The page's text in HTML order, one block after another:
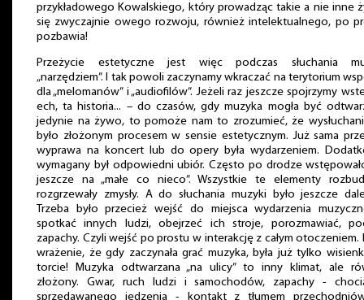
przykładowego Kowalskiego, który prowadząc takie a nie inne
się zwyczajnie owego rozwoju, również intelektualnego, po
pozbawia!
Przeżycie estetyczne jest więc podczas słuchania
„narzędziem”. I tak powoli zaczynamy wkraczać na terytorium
dla „melomanów” i „audiofilów”. Jeżeli raz jeszcze spojrzymy
ech, ta historia... – do czasów, gdy muzyka mogła być
jedynie na żywo, to pomoże nam to zrozumieć, że
było złożonym procesem w sensie estetycznym. Już sama
wyprawa na koncert lub do opery była wydarzeniem.
wymagany był odpowiedni ubiór. Często po drodze
jeszcze na „małe co nieco”. Wszystkie te elementy
rozgrzewały zmysły. A do słuchania muzyki było jeszcze
Trzeba było przecież wejść do miejsca wydarzenia
spotkać innych ludzi, obejrzeć ich stroje, porozmawiać,
zapachy. Czyli wejść po prostu w interakcję z całym otoczeniem.
wrażenie, że gdy zaczynała grać muzyka, była już tylko
torcie! Muzyka odtwarzana „na ulicy” to inny klimat, ale
złożony. Gwar, ruch ludzi i samochodów, zapachy -
sprzedawanego jedzenia - kontakt z tłumem